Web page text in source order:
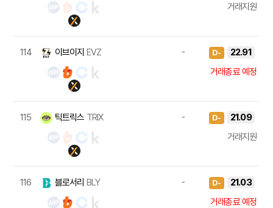
거래지원
114 이브이지 EVZ - D-
22.91
거래종료 예정
115 틱트릭스 TRIX - D-
21.09
거래지원
116 블로서리 BLY - D-
21.03
거래종료 예정